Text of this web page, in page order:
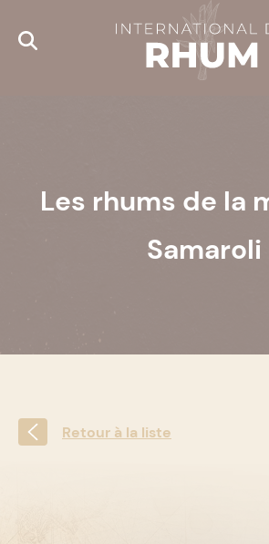
Les rhums de la
Samaroli
Retour à la liste
Cookies management panel